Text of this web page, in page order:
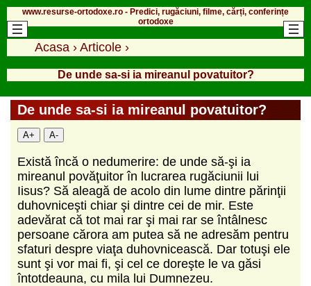
www.resurse-ortodoxe.ro - Predici, rugăciuni, filme, cărți, conferințe
ortodoxe
Acasa › Articole ›
De unde sa-si ia mireanul povatuitor?
De unde sa-si ia mireanul povatuitor?
A+ A-
Există încă o nedumerire: de unde să-şi ia
mireanul povăţuitor în lucrarea rugăciunii lui
Iisus? Să aleagă de acolo din lume dintre părinţii
duhovniceşti chiar şi dintre cei de mir. Este
adevărat că tot mai rar şi mai rar se întâlnesc
persoane cărora am putea să ne adresăm pentru
sfaturi despre viaţa duhovnicească. Dar totuşi ele
sunt şi vor mai fi, şi cel ce doreşte le va găsi
întotdeauna, cu mila lui Dumnezeu.